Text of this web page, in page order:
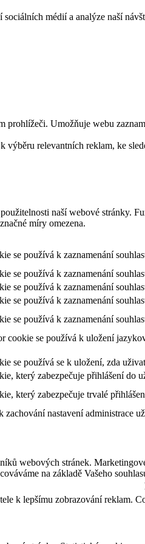
médií a analýze naší
Umožňuje webu
relevantních reklam, ke
naší webové stránky.
míry omezena.
se používá k zaznamenání
se používá k zaznamenání
se používá k zaznamenání
se používá k zaznamenání
se používá k zaznamenání
cookie se používá k uložení
se používá se k uložení, zda
který zabezpečuje přihlášení do
který zabezpečuje trvalé
zachování nastavení administrace
webových stránek.
na základě Vašeho
k lepšímu zobrazování reklam.